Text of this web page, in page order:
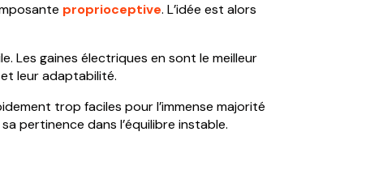
proprioceptive. L’idée est alors
Les gaines électriques en sont le meilleur
et leur adaptabilité.
trop faciles pour l’immense majorité
pertinence dans l’équilibre instable.